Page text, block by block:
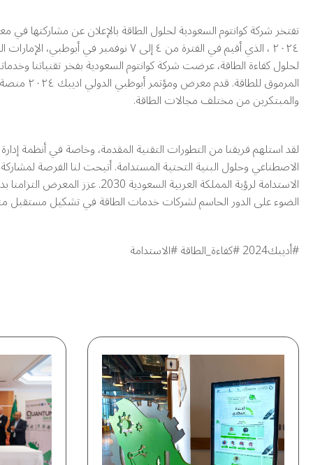
تفتخر شركة كوانتوم السعودية لحلول الطاقة بالإعلان عن مشاركتها
٢٠٢٤ ، الذي أقيم في الفترة من ٤ إلى ٧ نوفمبر
لحلول كفاءة الطاقة، عرضت شركة كوانتوم السعودية بفخر تقنياتنا
المرموق
والمبتكرين من مختلف مجالات الطاقة.
لقد استلهم فريقنا من التطورات التقنية المقدمة، وخاصة في أنظمة
الاصطناعي وحلول البنية التحتية المستدامة. أتيحت لنا الفرصة
الاستدامة لرؤية المملكة العربية
الضوء على الدور الحاسم لشركات خدمات الطاقة في تشكيل مستقبل
#أديبك2024 #كفاءة_الطاقة #الاستدامة